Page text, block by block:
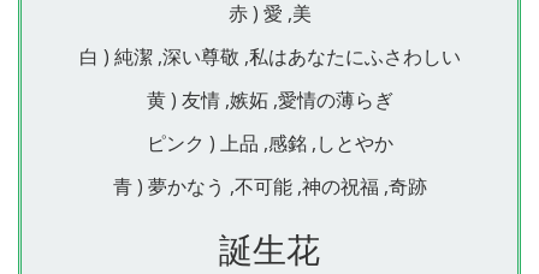
赤 ) 愛 ,美
白 ) 純潔 ,深い尊敬 ,私はあなたにふさわしい
黄 ) 友情 ,嫉妬 ,愛情の薄らぎ
ピンク ) 上品 ,感銘 ,しとやか
青 ) 夢かなう ,不可能 ,神の祝福 ,奇跡
誕生花